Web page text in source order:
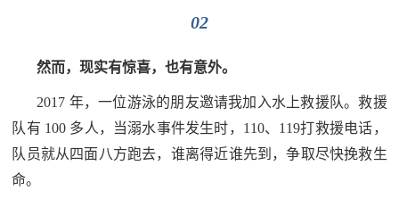
02
然而，现实有惊喜，也有意外。
2017 年，一位游泳的朋友邀请我加入水上救援队。救援
队有 100 多人，当溺水事件发生时，110、119打救援电话，
队员就从四面八方跑去，谁离得近谁先到，争取尽快挽救生
命。